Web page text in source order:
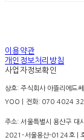
이용약관
개인정보처리방침
사업자정보확인
상호: 주식회사 아뜰리에드
YOO | 전화: 070 4024
주소: 서울특별시 용산구 대
2021-서울용산-0124호|